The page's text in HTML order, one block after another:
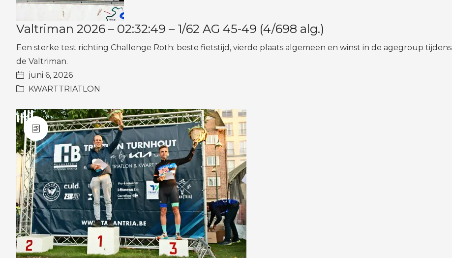
Valtriman 2026 – 02:32:49 – 1/62 AG 45-49 (4/698 alg.)
Een sterke test richting Challenge Roth: beste fietstijd, vierde plaats algemeen en winst in de agegroup tijdens
de Valtriman.
juni 6, 2026
KWARTTRIATLON